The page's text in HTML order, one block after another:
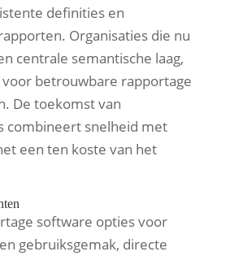
definities en
Organisaties die nu
centrale semantische laag,
voor betrouwbare rapportage
De toekomst van
combineert snelheid met
een ten koste van het
software opties voor
gebruiksgemak, directe